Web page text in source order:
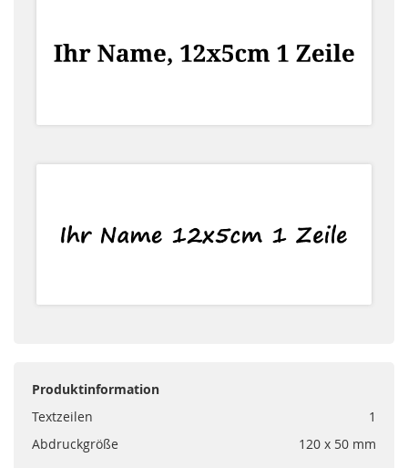
Produktinformation
Textzeilen
1
Abdruckgröße
120 x 50 mm